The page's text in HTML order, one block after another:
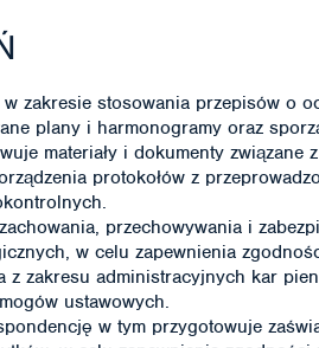
zakresie stosowania przepisów o
plany i harmonogramy oraz
materiały i dokumenty związane
protokołów z
przechowywania i
w celu zapewnienia
z zakresu administracyjnych kar
ustawowych.
w tym przygotowuje